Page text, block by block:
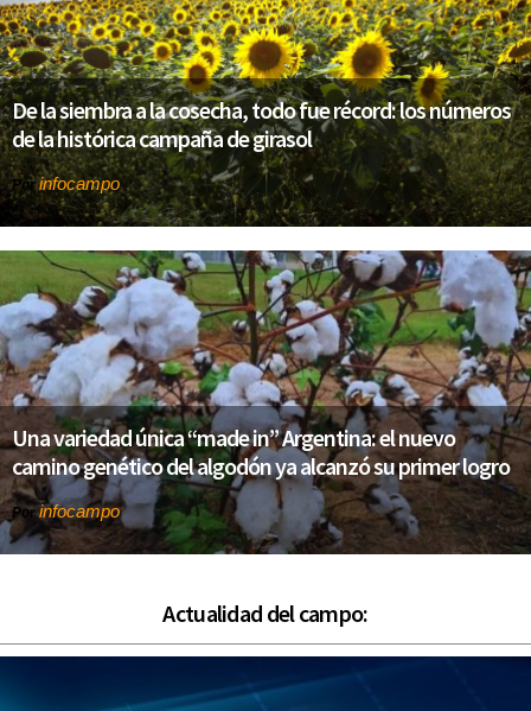
De la siembra a la cosecha, todo fue récord: los números
de la histórica campaña de girasol
Porinfocampo
Una variedad única “made in” Argentina: el nuevo
camino genético del algodón ya alcanzó su primer logro
Porinfocampo
Actualidad del campo: